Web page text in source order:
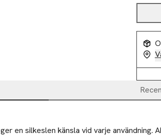
en silkeslen känsla vid varje användning.